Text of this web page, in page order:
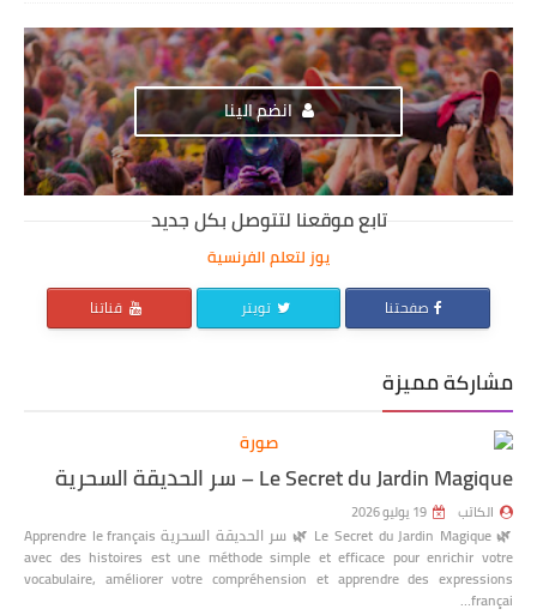
انضم الينا
تابع موقعنا لتتوصل بكل جديد
يوز لتعلم الفرنسية
صفحتنا تويتر قناتنا
مشاركة مميزة
Le Secret du Jardin Magique – سر الحديقة السحرية
الكاتب 19 يوليو 2026
🌿 Le Secret du Jardin Magique 🌿 سر الحديقة السحرية Apprendre le français
avec des histoires est une méthode simple et efficace pour enrichir votre
vocabulaire, améliorer votre compréhension et apprendre des expressions
françai…